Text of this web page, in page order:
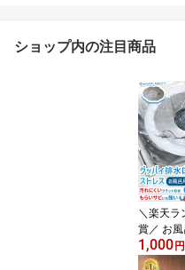
ショップ内の注目商品
＼楽天ラ
賞／ お
口 ゴミ受
ぼネッ
1,000 円